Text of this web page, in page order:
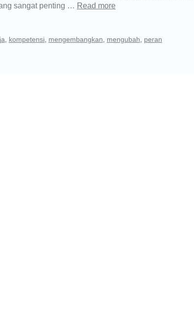
sangat penting … Read more
kompetensi, mengembangkan mengubah
peran